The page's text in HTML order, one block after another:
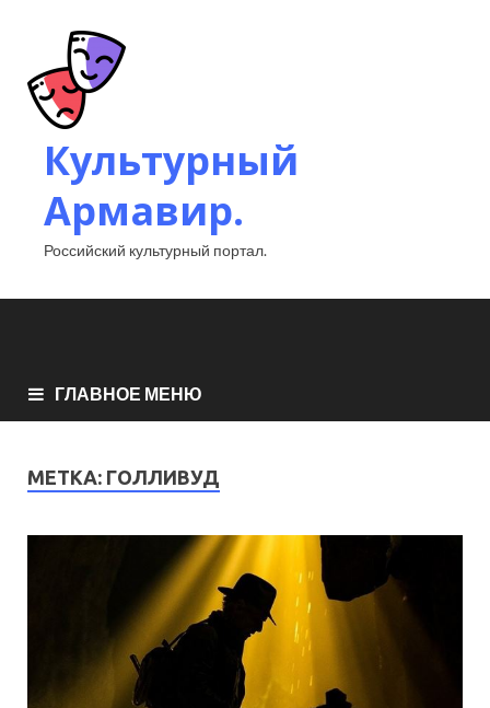
Культурный
Армавир.
Российский культурный портал.
ГЛАВНОЕ МЕНЮ
МЕТКА: ГОЛЛИВУД